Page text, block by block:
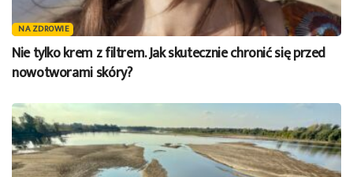
NA ZDROWIE
Nie tylko krem z filtrem. Jak skutecznie chronić się przed
nowotworami skóry?